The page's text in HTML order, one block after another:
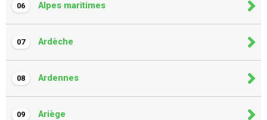
06 Alpes maritimes
07 Ardèche
08 Ardennes
09 Ariège